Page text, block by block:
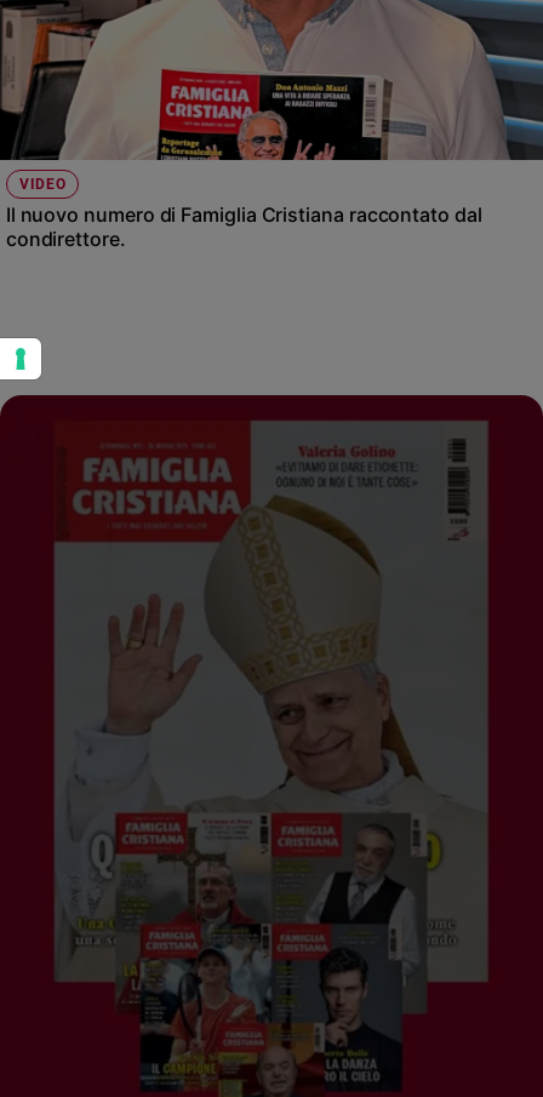
VIDEO
Il nuovo numero di Famiglia Cristiana raccontato dal
condirettore.